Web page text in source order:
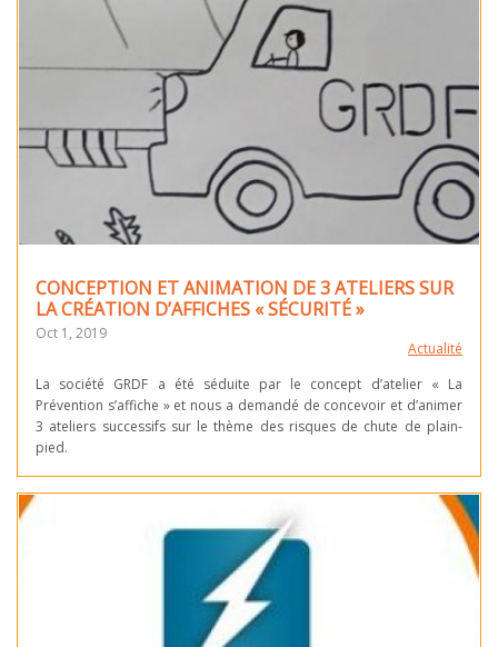
CONCEPTION ET ANIMATION DE 3 ATELIERS SUR
LA CRÉATION D’AFFICHES « SÉCURITÉ »
Oct 1, 2019
Actualité
La société GRDF a été séduite par le concept d’atelier « La
Prévention s’affiche » et nous a demandé de concevoir et d’animer
3 ateliers successifs sur le thème des risques de chute de plain-
pied.